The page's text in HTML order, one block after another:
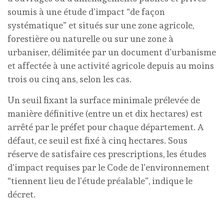
soumis à une étude d’impact “de façon
systématique” et situés sur une zone agricole,
forestière ou naturelle ou sur une zone à
urbaniser, délimitée par un document d’urbanisme
et affectée à une activité agricole depuis au moins
trois ou cinq ans, selon les cas.
Un seuil fixant la surface minimale prélevée de
manière définitive (entre un et dix hectares) est
arrêté par le préfet pour chaque département. A
défaut, ce seuil est fixé à cinq hectares. Sous
réserve de satisfaire ces prescriptions, les études
d’impact requises par le Code de l’environnement
“tiennent lieu de l’étude préalable”, indique le
décret.